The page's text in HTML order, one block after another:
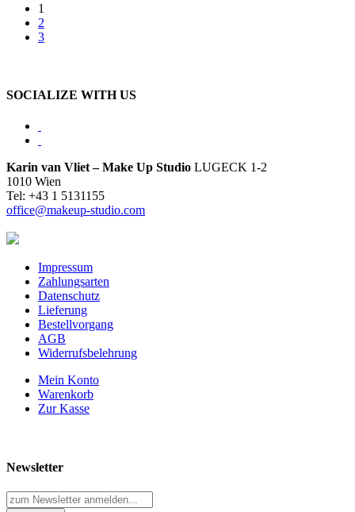
1
2
3
SOCIALIZE WITH US
Karin van Vliet – Make Up Studio LUGECK 1-2
1010 Wien
Tel: +43 1 5131155
office@makeup-studio.com
Impressum
Zahlungsarten
Datenschutz
Lieferung
Bestellvorgang
AGB
Widerrufsbelehrung
Mein Konto
Warenkorb
Zur Kasse
Newsletter